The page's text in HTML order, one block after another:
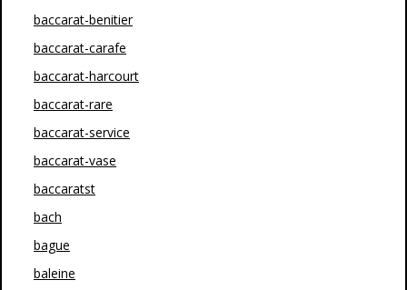
baccarat-benitier
baccarat-carafe
baccarat-harcourt
baccarat-rare
baccarat-service
baccarat-vase
baccaratst
bach
bague
baleine